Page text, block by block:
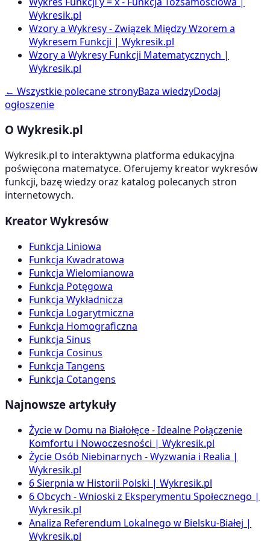
Wykresik.pl
Wzory a Wykresy - Związek Między Wzorem a
Wykresem Funkcji | Wykresik.pl
Wzory a Wykresy Funkcji Matematycznych |
Wykresik.pl
← Wszystkie polecane stronyBaza wiedzyDodaj
ogłoszenie
O Wykresik.pl
Wykresik.pl to interaktywna platforma edukacyjna
poświęcona matematyce. Oferujemy kreator wykresów
funkcji, bazę wiedzy oraz katalog polecanych stron
internetowych.
Kreator Wykresów
Funkcja Liniowa
Funkcja Kwadratowa
Funkcja Wielomianowa
Funkcja Potęgowa
Funkcja Wykładnicza
Funkcja Logarytmiczna
Funkcja Homograficzna
Funkcja Sinus
Funkcja Cosinus
Funkcja Tangens
Funkcja Cotangens
Najnowsze artykuły
Życie w Domu na Białołęce - Idealne Połączenie
Komfortu i Nowoczesności | Wykresik.pl
Życie Osób Niebinarnych - Wyzwania i Realia |
Wykresik.pl
6 Sierpnia w Historii Polski | Wykresik.pl
6 Obcych - Wnioski z Eksperymentu Społecznego |
Wykresik.pl
Analiza Referendum Lokalnego w Bielsku-Białej |
Wykresik.pl